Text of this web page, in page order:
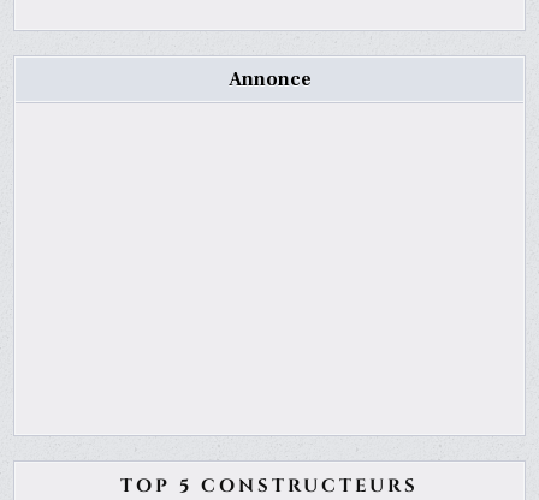
Annonce
TOP 5 CONSTRUCTEURS